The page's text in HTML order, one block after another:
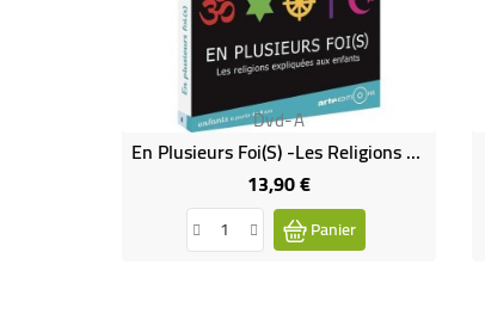
Dvd-A
En Plusieurs Foi(s) -Les Religions Expliquées Aux Enfants DVD
13,90 €Prix
Panier